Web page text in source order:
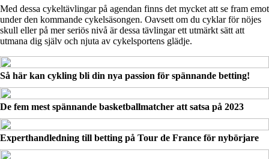
Med dessa cykeltävlingar på agendan finns det mycket att se fram emot
under den kommande cykelsäsongen. Oavsett om du cyklar för nöjes
skull eller på mer seriös nivå är dessa tävlingar ett utmärkt sätt att
utmana dig själv och njuta av cykelsportens glädje.
Så här kan cykling bli din nya passion för spännande betting!
De fem mest spännande basketballmatcher att satsa på 2023
Experthandledning till betting på Tour de France för nybörjare